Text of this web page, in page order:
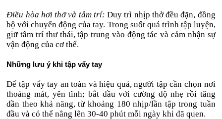
Điều hòa hơi thở và tâm trí: Duy trì nhịp thở đều đặn, đồng
bộ với chuyển động của tay. Trong suốt quá trình tập luyện,
giữ tâm trí thư thái, tập trung vào động tác và cảm nhận sự
vận động của cơ thể.
Những lưu ý khi tập vẩy tay
Để tập vẩy tay an toàn và hiệu quả, người tập cần chọn nơi
thoáng mát, yên tĩnh; bắt đầu với cường độ nhẹ rồi tăng
dần theo khả năng, từ khoảng 180 nhịp/lần tập trong tuần
đầu và có thể nâng lên 30-40 phút mỗi ngày khi đã quen.